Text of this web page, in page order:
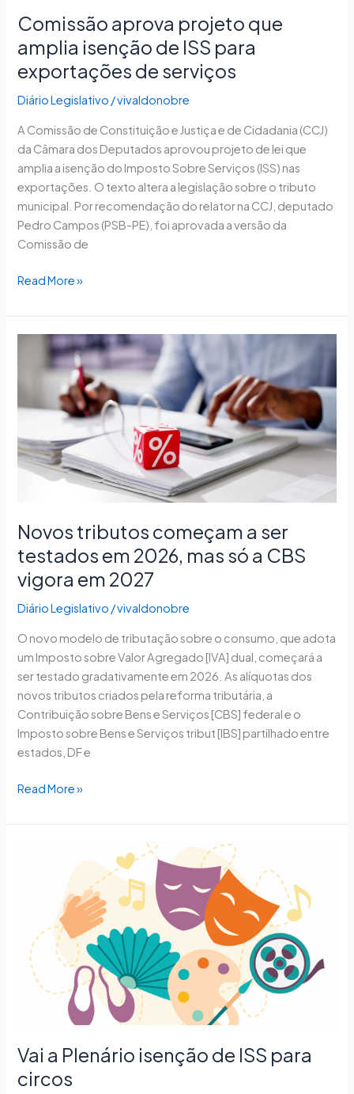
Comissão aprova projeto que
amplia isenção de ISS para
exportações de serviços
Diário Legislativo /vivaldonobre
A Comissão de Constituição e Justiça e de Cidadania (CCJ)
da Câmara dos Deputados aprovou projeto de lei que
amplia a isenção do Imposto Sobre Serviços (ISS) nas
exportações. O texto altera a legislação sobre o tributo
municipal. Por recomendação do relator na CCJ, deputado
Pedro Campos (PSB-PE), foi aprovada a versão da
Comissão de
serviços
Read More »
Novos tributos começam a ser
testados em 2026, mas só a CBS
vigora em 2027
Diário Legislativo /vivaldonobre
O novo modelo de tributação sobre o consumo, que adota
um Imposto sobre Valor Agregado [IVA] dual, começará a
ser testado gradativamente em 2026. As alíquotas dos
novos tributos criados pela reforma tributária, a
Contribuição sobre Bens e Serviços [CBS] federal e o
Imposto sobre Bens e Serviços tribut [IBS] partilhado entre
estados, DF e
Novos
tributos
começam
testados
em
2026,
a
CBS
vigora
em
2027
Read More »
Vai a Plenário isenção de ISS para
circos
isenção
ISS
para
circos